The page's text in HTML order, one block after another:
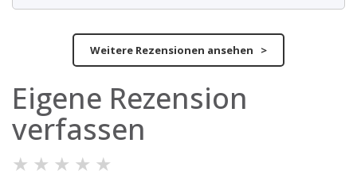
Weitere Rezensionen ansehen >
Eigene Rezension
verfassen
★ ★ ★ ★ ★